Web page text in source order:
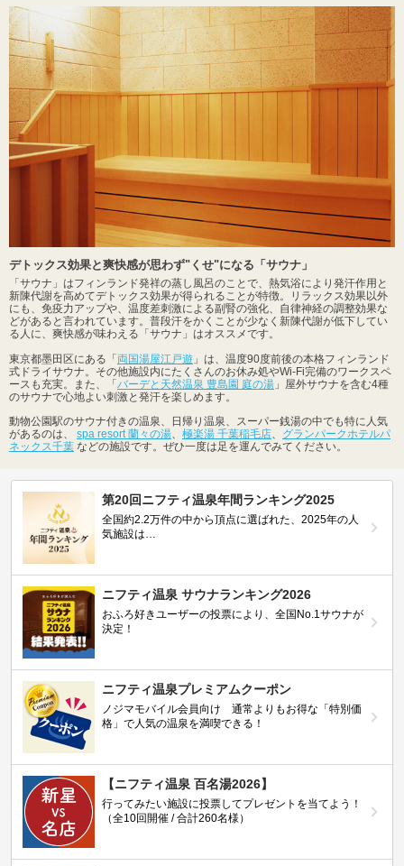
デトックス効果と爽快感が思わず"くせ"になる「サウナ」
「サウナ」はフィンランド発祥の蒸し風呂のことで、熱気浴により発汗作用と
新陳代謝を高めてデトックス効果が得られることが特徴。リラックス効果以外
にも、免疫力アップや、温度差刺激による副腎の強化、自律神経の調整効果な
どがあると言われています。普段汗をかくことが少なく新陳代謝が低下してい
る人に、爽快感が味わえる「サウナ」はオススメです。
東京都墨田区にある「 両国湯屋江戸遊 」は、温度90度前後の本格フィンランド
式ドライサウナ。その他施設内にたくさんのお休み処やWi-Fi完備のワークスペ
ースも充実。また、「 バーデと天然温泉 豊島園 庭の湯 」屋外サウナを含む4種
のサウナで心地よい刺激と発汗を楽しめます。
動物公園駅のサウナ付きの温泉、日帰り温泉、スーパー銭湯の中でも特に人気
があるのは、 spa resort 蘭々の湯、 極楽湯 千葉稲毛店、 グランパークホテルパ
ネックス千葉 などの施設です。ぜひ一度は足を運んでみてください。
第20回ニフティ温泉年間ランキング2025
全国約2.2万件の中から頂点に選ばれた、2025年の人
気施設は…
ニフティ温泉 サウナランキング2026
おふろ好きユーザーの投票により、全国No.1サウナが
決定！
ニフティ温泉プレミアムクーポン
ノジマモバイル会員向け 通常よりもお得な「特別価
格」で人気の温泉を満喫できる！
【ニフティ温泉 百名湯2026】
行ってみたい施設に投票してプレゼントを当てよう！
（全10回開催 / 合計260名様）